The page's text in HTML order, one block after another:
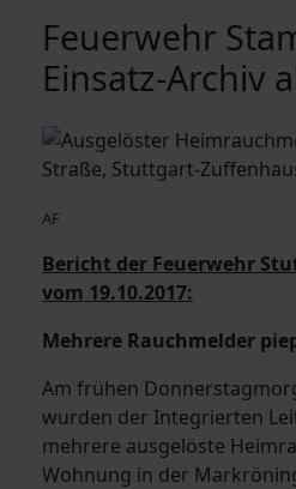
Feuerwehr
Einsatz-Archiv
AF
Bericht der Feuerwehr
vom 19.10.2017:
Mehrere Rauchmelder
Am frühen
wurden der Integrierten
mehrere ausgelöste
Wohnung in der